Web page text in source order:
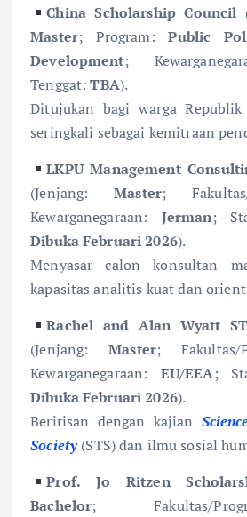
China Scholarship Council
Master; Program:Public
Development;
Tenggat:TBA).
Ditujukan bagi warga
seringkali sebagai kemitraan
LKPU Management
(Jenjang:Master;
Kewarganegaraan: Jerman;
Dibuka Februari 2026).
Menyasar calon konsultan
kapasitas analitis kuat dan
Rachel and Alan Wyatt
(Jenjang:Master;
Kewarganegaraan: EU/EEA;
Dibuka Februari 2026).
Beririsan dengan kajian
Society (STS) dan ilmu sosial
Prof. Jo Ritzen
Bachelor; Fakultas/